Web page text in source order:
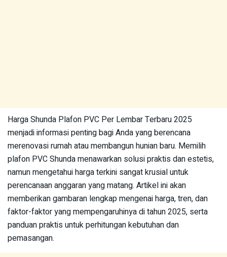
Harga Shunda Plafon PVC Per Lembar Terbaru 2025
menjadi informasi penting bagi Anda yang berencana
merenovasi rumah atau membangun hunian baru. Memilih
plafon PVC Shunda menawarkan solusi praktis dan estetis,
namun mengetahui harga terkini sangat krusial untuk
perencanaan anggaran yang matang. Artikel ini akan
memberikan gambaran lengkap mengenai harga, tren, dan
faktor-faktor yang mempengaruhinya di tahun 2025, serta
panduan praktis untuk perhitungan kebutuhan dan
pemasangan.